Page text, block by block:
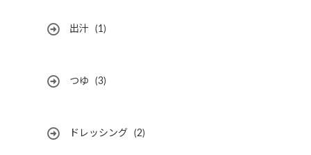
出汁 (1)
つゆ (3)
ドレッシング (2)